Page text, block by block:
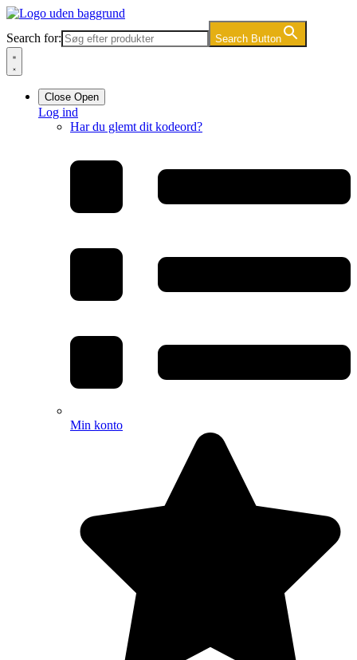
Videre
indhold
Search for: Search Button
Close Open
Log ind
Har du glemt dit kodeord?
Min konto